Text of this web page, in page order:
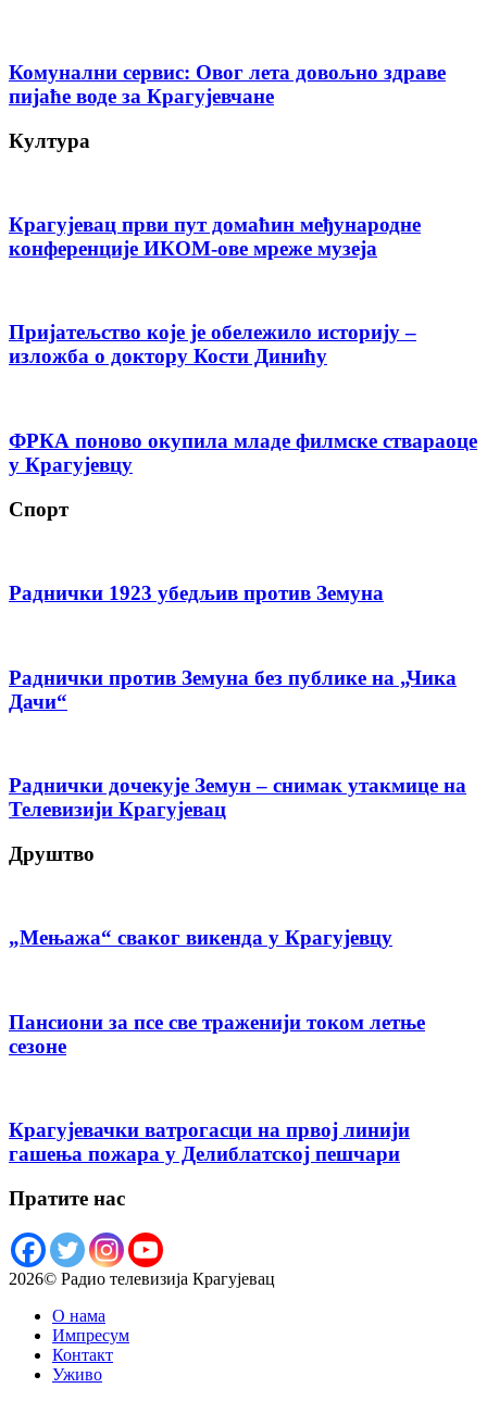
Комунални сервис: Овог лета довољно здраве
пијаће воде за Крагујевчане
Култура
Крагујевац први пут домаћин међународне
конференције ИКОМ-ове мреже музеја
Пријатељство које је обележило историју –
изложба о доктору Кости Динићу
ФРКА поново окупила младе филмске ствараоце
у Крагујевцу
Спорт
Раднички 1923 убедљив против Земуна
Раднички против Земуна без публике на „Чика
Дачи“
Раднички дочекује Земун – снимак утакмице на
Телевизији Крагујевац
Друштво
„Мењажа“ сваког викенда у Крагујевцу
Пансиони за псе све траженији током летње
сезоне
Крагујевачки ватрогасци на првој линији
гашења пожара у Делиблатској пешчари
Пратите нас
2026© Радио телевизија Крагујевац
О нама
Импресум
Контакт
Уживо